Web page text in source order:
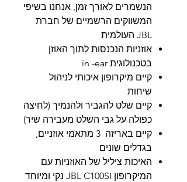
הנשמרים לאורך זמן, אנחנו בשיפי
המשווקים הרשמיים של חברת
JBL העולמית
אוזניות הנכנסות לתוך האוזן
בטכנולוגית in -ear
קיים מיקרופון איכותי לניהול
שיחות
קיים שלט להגביר ולהנמיך (לחיצה
כפולה על גבי השלט מעבירה שיר)
קיים באריזה 3 מתאמי אוזניים,
בגדלים שונים
האיכות ציליל של האוזניות עם
המיקרופון JBL C100SI נקי ומיוחד